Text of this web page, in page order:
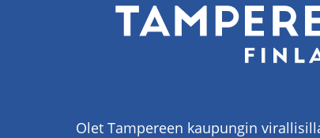
Olet Tampereen kaupungin